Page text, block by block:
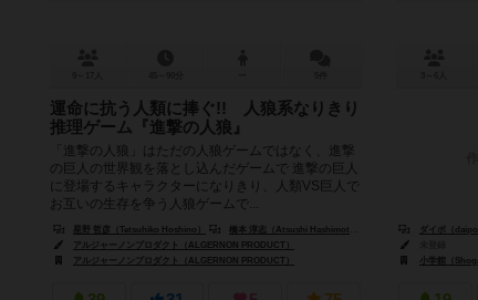
運命に抗う人類に捧ぐ!! 人狼系なりきり
推理ゲーム『進撃の人狼』
「進撃の人狼」はただの人狼ゲームではなく、進撃
の巨人の世界観を落とし込んだゲームで 進撃の巨人
に登場するキャラクターになりきり、人類VS巨人で
お互いの生存を争う人狼ゲームで...
星野 哲彦（Tetsuhiko Hoshino）
橋本 淳志（Atsushi Hashimoto）
アルジャーノンプロダクト（ALGERNON PRODUCT）
アルジャーノンプロダクト（ALGERNON PRODUCT）
ダイポ（daipo
小学館（